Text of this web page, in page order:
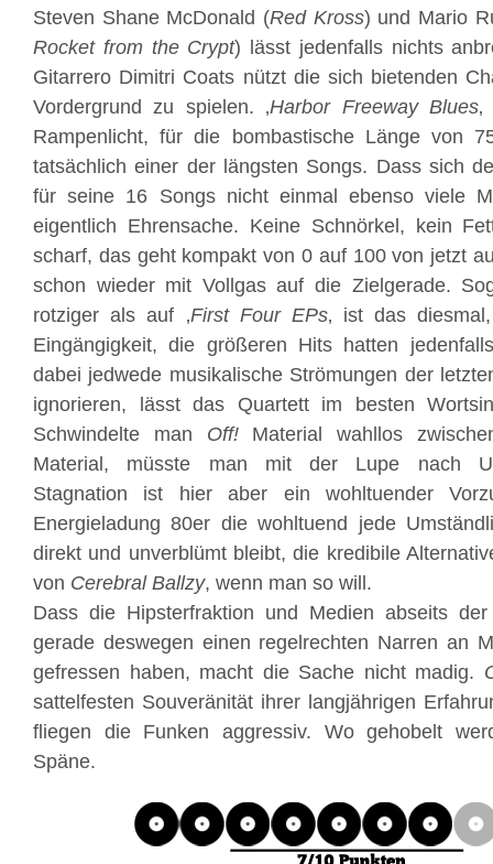
Steven Shane McDonald (Red Kross) und Mario
Rocket from the Crypt) lässt jedenfalls nichts
Gitarrero Dimitri Coats nützt die sich bietenden
Vordergrund zu spielen. ‚Harbor Freeway Blues
Rampenlicht, für die bombastische Länge von
tatsächlich einer der längsten Songs. Dass sich
für seine 16 Songs nicht einmal ebenso viele
eigentlich Ehrensache. Keine Schnörkel, kein
scharf, das geht kompakt von 0 auf 100 von jetzt
schon wieder mit Vollgas auf die Zielgerade.
rotziger als auf ‚First Four EPs‚ ist das
Eingängigkeit, die größeren Hits hatten
dabei jedwede musikalische Strömungen der
ignorieren, lässt das Quartett im besten
Schwindelte man Off!Material wahllos
Material, müsste man mit der Lupe nach
Stagnation ist hier aber ein wohltuender
Energieladung 80er die wohltuend jede
direkt und unverblümt bleibt, die kredibile
von Cerebral Ballzy, wenn man so will.
Dass die Hipsterfraktion und Medien abseits
gerade deswegen einen regelrechten Narren an
gefressen haben, macht die Sache nicht madig.
sattelfesten Souveränität ihrer langjährigen
fliegen die Funken aggressiv. Wo gehobelt
Späne.